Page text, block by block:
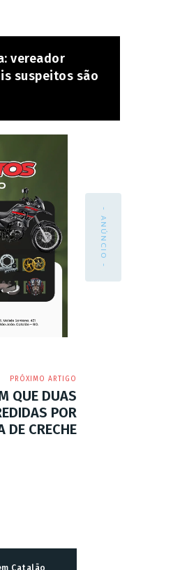
vereador
suspeitos são
- ANÚNCIO -
PRÓXIMO ARTIGO
QUE DUAS
POR
DE CRECHE
Catalão